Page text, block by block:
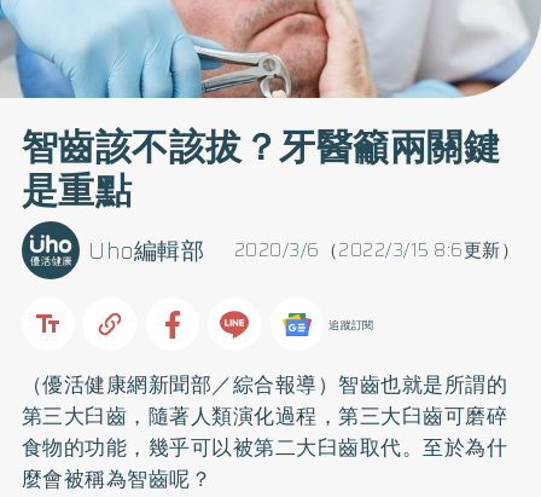
智齒該不該拔？牙醫籲兩關鍵
是重點
2020/3/6（2022/3/15 8:6更新）
Uho編輯部
追蹤訂閱
（優活健康網新聞部／綜合報導）智齒也就是所謂的
第三大臼齒，隨著人類演化過程，第三大臼齒可磨碎
食物的功能，幾乎可以被第二大臼齒取代。至於為什
麼會被稱為智齒呢？